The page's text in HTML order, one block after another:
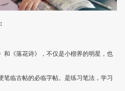
和《落花诗》，不仅是小楷界的明星，也
笔临古帖的必临字帖。是练习笔法，学习